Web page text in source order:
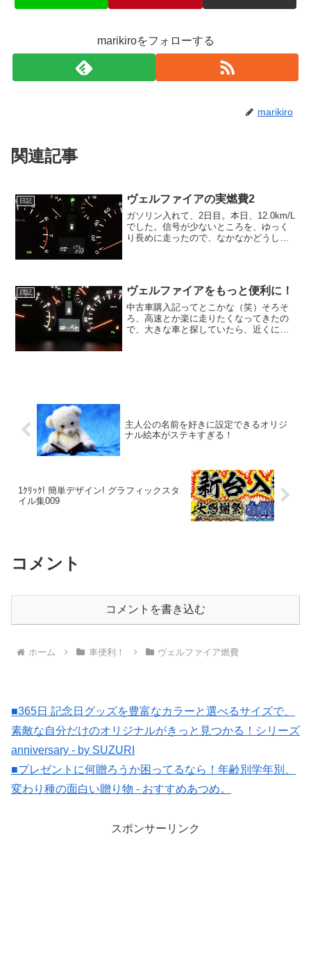
marikiroをフォローする
marikiro
関連記事
日記 ヴェルファイアの実燃費2
ガソリン入れて、2日目。本日、12.0km/L
でした。信号が少ないところを、ゆっく
り長めに走ったので、なかなかどうし
日記 ヴェルファイアをもっと便利に！
中古車購入記ってとこかな（笑）そろそ
ろ、高速とか楽に走りたくなってきたの
で、大きな車と探していたら、近くに程
主人公の名前を好きに設定できるオリジ
ナル絵本がステキすぎる！
1ｸﾘｯｸ! 簡単デザイン! グラフィックスタ
イル集009
コメント
コメントを書き込む
ホーム 車便利！ ヴェルファイア燃費
■365日 記念日グッズを豊富なカラーと選べるサイズで、
素敵な自分だけのオリジナルがきっと見つかる！シリーズ
anniversary - by SUZURI
■プレゼントに何贈ろうか困ってるなら！年齢別学年別、
変わり種の面白い贈り物 - おすすめあつめ。
スポンサーリンク